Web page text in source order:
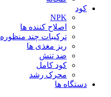
کود
NPK
اصلاح کننده ها
ترکیبات چند منظوره
ریز مغذی ها
ضد تنش
کود کامل
محرک رشد
دستگاه ها